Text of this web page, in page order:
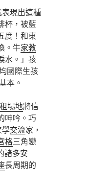
現出這種
杯，被藍
度！和東
。牛家教
水。」孩
國際生孩
本。
場地將信
呻吟。巧
學交流家，
格三角戀
諸多安
長周期的